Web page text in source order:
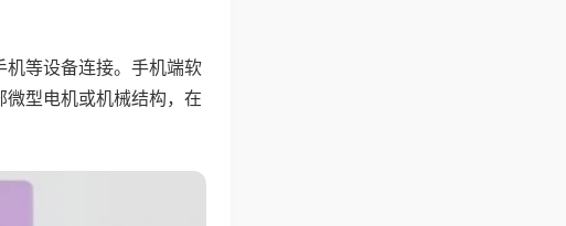
等设备连接。手机端软
型电机或机械结构，在